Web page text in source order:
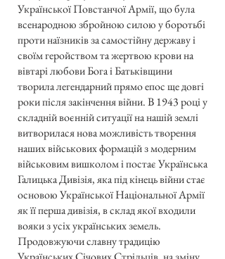
Української Повстанчої Армії, що була
всенародною збройною силою у боротьбі
проти наїзників за самостійну державу і
своїм геройством та жертвою крови на
вівтарі любови Бога і Батьківщини
творила легендарний прямо епос ще довгі
роки після закінчення війни. В 1943 році у
складній воєнній ситуації на нашій землі
витворилася нова можливість творення
наших військових формацій з модерним
військовим вишколом і постає Українська
Галицька Дивізія, яка під кінець війни стає
основою Української Національної Армії
як її перша дивізія, в склад якої входили
вояки з усіх українських земель.
Продовжуючи славну традицію